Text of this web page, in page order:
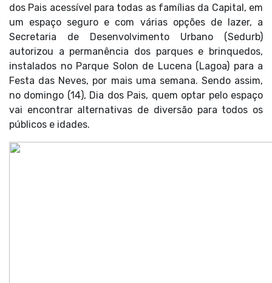
dos Pais acessível para todas as famílias da Capital, em
um espaço seguro e com várias opções de lazer, a
Secretaria de Desenvolvimento Urbano (Sedurb)
autorizou a permanência dos parques e brinquedos,
instalados no Parque Solon de Lucena (Lagoa) para a
Festa das Neves, por mais uma semana. Sendo assim,
no domingo (14), Dia dos Pais, quem optar pelo espaço
vai encontrar alternativas de diversão para todos os
públicos e idades.